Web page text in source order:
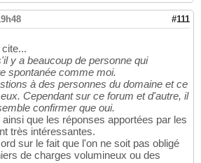
#111
y a beaucoup de personne qui
spontanée comme moi.
à des personnes du domaine et ce
Cependant sur ce forum et d'autre, il
confirmer que oui.
que les réponses apportées par les
très intéressantes.
sur le fait que l'on ne soit pas obligé
de charges volumineux ou des